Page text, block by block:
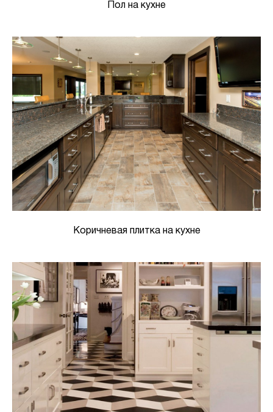
Пол на кухне
Коричневая плитка на кухне